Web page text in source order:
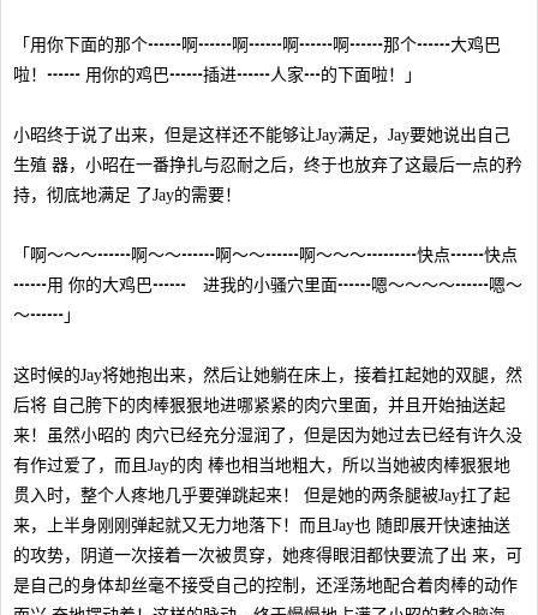
「用你下面的那个┅┅啊┅┅啊┅┅啊┅┅啊┅┅那个┅┅大鸡巴
啦！┅┅ 用你的鸡巴┅┅插进┅┅人家┅的下面啦！」
小昭终于说了出来，但是这样还不能够让Jay满足，Jay要她说出自己
生殖 器，小昭在一番挣扎与忍耐之后，终于也放弃了这最后一点的矜
持，彻底地满足 了Jay的需要！
「啊～～～┅┅啊～～┅┅啊～～┅┅啊～～～┅┅┅快点┅┅快点
┅┅用 你的大鸡巴┅┅ 进我的小骚穴里面┅┅嗯～～～～┅┅嗯～
～┅┅」
这时候的Jay将她抱出来，然后让她躺在床上，接着扛起她的双腿，然
后将 自己胯下的肉棒狠狠地进哪紧紧的肉穴里面，并且开始抽送起
来！虽然小昭的 肉穴已经充分湿润了，但是因为她过去已经有许久没
有作过爱了，而且Jay的肉 棒也相当地粗大，所以当她被肉棒狠狠地
贯入时，整个人疼地几乎要弹跳起来！ 但是她的两条腿被Jay扛了起
来，上半身刚刚弹起就又无力地落下！而且Jay也 随即展开快速抽送
的攻势，阴道一次接着一次被贯穿，她疼得眼泪都快要流了出 来，可
是自己的身体却丝毫不接受自己的控制，还淫荡地配合着肉棒的动作